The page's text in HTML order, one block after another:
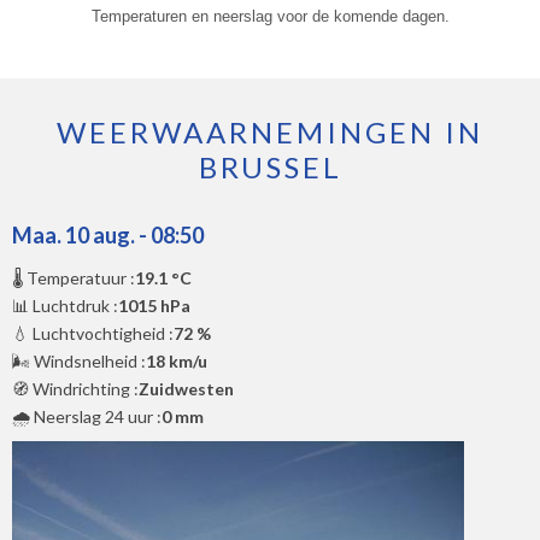
Temperaturen en neerslag voor de komende dagen.
WEERWAARNEMINGEN IN
BRUSSEL
Maa. 10 aug. - 08:50
🌡️ Temperatuur :19.1 °C
📊 Luchtdruk :1015 hPa
💧 Luchtvochtigheid :72 %
🌬️ Windsnelheid :18 km/u
🧭 Windrichting :Zuidwesten
🌧️ Neerslag 24 uur :0 mm